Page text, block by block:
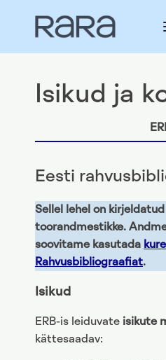
Isikud ja
Eesti
Sellel lehel on
toorandmestikke.
soovitame kasutada
Rahvusbibliograafiat.
Isikud
ERB-is leiduvate isikute
kättesaadav: